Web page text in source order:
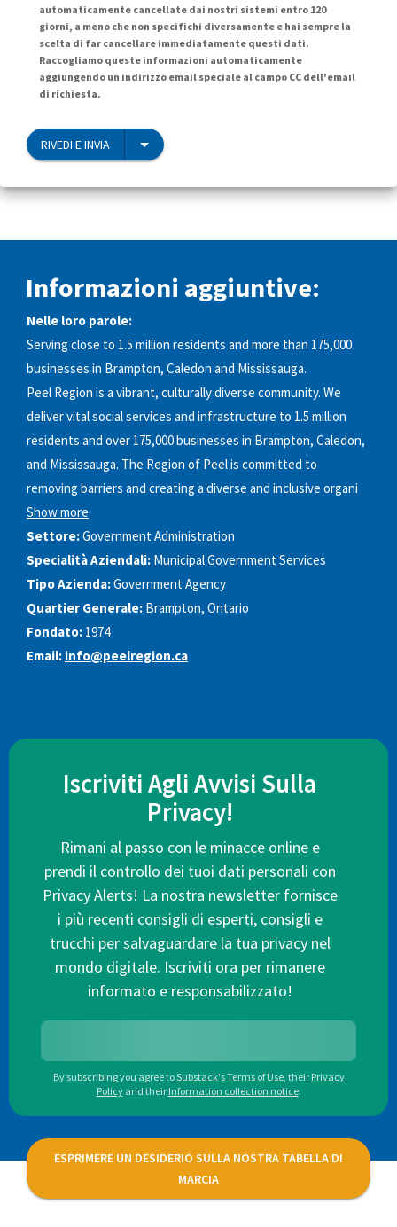
automaticamente cancellate dai nostri sistemi entro 120
giorni, a meno che non specifichi diversamente e hai sempre la
scelta di far cancellare immediatamente questi dati.
Raccogliamo queste informazioni automaticamente
aggiungendo un indirizzo email speciale al campo CC dell'email
di richiesta.
RIVEDI E INVIA
Informazioni aggiuntive:
Nelle loro parole:
Serving close to 1.5 million residents and more than 175,000
businesses in Brampton, Caledon and Mississauga.
Peel Region is a vibrant, culturally diverse community. We
deliver vital social services and infrastructure to 1.5 million
residents and over 175,000 businesses in Brampton, Caledon,
and Mississauga. The Region of Peel is committed to
removing barriers and creating a diverse and inclusive organi
Show more
Settore:Government Administration
Specialità Aziendali: Municipal Government Services
Tipo Azienda:Government Agency
Quartier Generale: Brampton, Ontario
Fondato: 1974
Email: info@peelregion.ca
Iscriviti Agli Avvisi Sulla
Privacy!
Rimani al passo con le minacce online e
prendi il controllo dei tuoi dati personali con
Privacy Alerts! La nostra newsletter fornisce
i più recenti consigli di esperti, consigli e
trucchi per salvaguardare la tua privacy nel
mondo digitale. Iscriviti ora per rimanere
informato e responsabilizzato!
By subscribing you agree toSubstack's Terms of Use, their Privacy
Policy and their Information collection notice.
ESPRIMERE UN DESIDERIO SULLA NOSTRA TABELLA DI
MARCIA